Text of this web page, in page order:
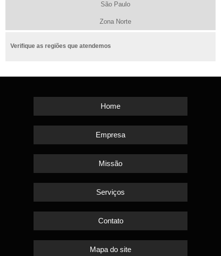
São Paulo
Zona Norte
Verifique as regiões que atendemos
Home
Empresa
Missão
Serviços
Contato
Mapa do site